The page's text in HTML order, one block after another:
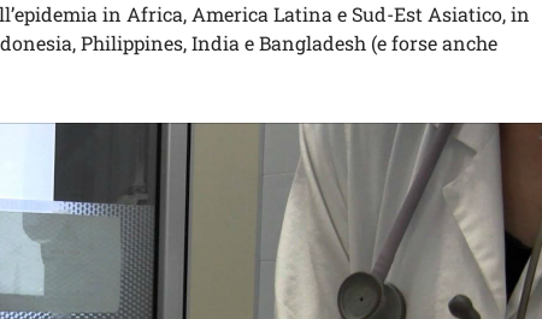
in Africa, America Latina e Sud-Est Asiatico, in
Philippines, India e Bangladesh (e forse anche